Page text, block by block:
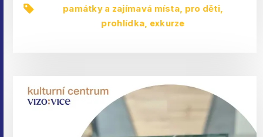
památky a zajímavá místa
pro děti,
prohlídka, exkurze